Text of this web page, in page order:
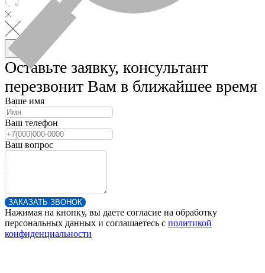
Оставьте заявку, консультант
перезвонит Вам в ближайшее время
Ваше имя
Ваш телефон
Ваш вопрос
ЗАКАЗАТЬ ЗВОНОК
Нажимая на кнопку, вы даете согласие на обработку
персональных данных и соглашаетесь c политикой
конфиденциальности